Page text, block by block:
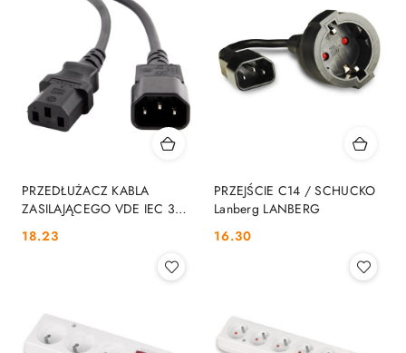
PRZEDŁUŻACZ KABLA
ZASILAJĄCEGO VDE IEC 320
LANBERG
Cena:
18.23
PRZEJŚCIE C14 / SCHUCKO
Lanberg LANBERG
Cena:
16.30